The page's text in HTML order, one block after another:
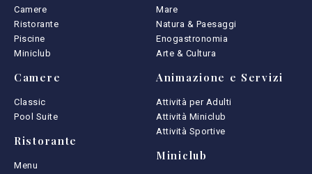
Camere
Ristorante
Piscine
Miniclub
Camere
Classic
Pool Suite
Ristorante
Menu
Mare
Natura & Paesaggi
Enogastronomia
Arte & Cultura
Animazione e Servizi
Attività per Adulti
Attività Miniclub
Attività Sportive
Miniclub